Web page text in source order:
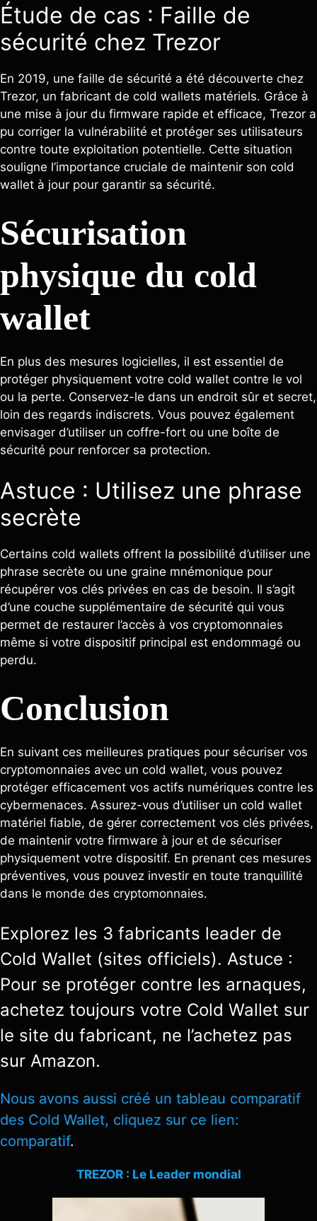
Étude de cas : Faille de
sécurité chez Trezor
En 2019, une faille de sécurité a été découverte chez
Trezor, un fabricant de cold wallets matériels. Grâce à
une mise à jour du firmware rapide et efficace, Trezor a
pu corriger la vulnérabilité et protéger ses utilisateurs
contre toute exploitation potentielle. Cette situation
souligne l’importance cruciale de maintenir son cold
wallet à jour pour garantir sa sécurité.
Sécurisation
physique du cold
wallet
En plus des mesures logicielles, il est essentiel de
protéger physiquement votre cold wallet contre le vol
ou la perte. Conservez-le dans un endroit sûr et secret,
loin des regards indiscrets. Vous pouvez également
envisager d’utiliser un coffre-fort ou une boîte de
sécurité pour renforcer sa protection.
Astuce : Utilisez une phrase
secrète
Certains cold wallets offrent la possibilité d’utiliser une
phrase secrète ou une graine mnémonique pour
récupérer vos clés privées en cas de besoin. Il s’agit
d’une couche supplémentaire de sécurité qui vous
permet de restaurer l’accès à vos cryptomonnaies
même si votre dispositif principal est endommagé ou
perdu.
Conclusion
En suivant ces meilleures pratiques pour sécuriser vos
cryptomonnaies avec un cold wallet, vous pouvez
protéger efficacement vos actifs numériques contre les
cybermenaces. Assurez-vous d’utiliser un cold wallet
matériel fiable, de gérer correctement vos clés privées,
de maintenir votre firmware à jour et de sécuriser
physiquement votre dispositif. En prenant ces mesures
préventives, vous pouvez investir en toute tranquillité
dans le monde des cryptomonnaies.
Explorez les 3 fabricants leader de
Cold Wallet (sites officiels). Astuce :
Pour se protéger contre les arnaques,
achetez toujours votre Cold Wallet sur
le site du fabricant, ne l’achetez pas
sur Amazon.
Nous avons aussi créé un tableau comparatif
des Cold Wallet, cliquez sur ce lien:
comparatif.
TREZOR : Le Leader mondial